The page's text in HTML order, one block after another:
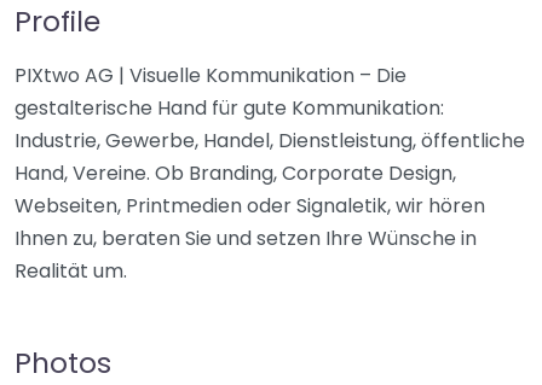
Profile
PIXtwo AG | Visuelle Kommunikation – Die
gestalterische Hand für gute Kommunikation:
Industrie, Gewerbe, Handel, Dienstleistung, öffentliche
Hand, Vereine. Ob Branding, Corporate Design,
Webseiten, Printmedien oder Signaletik, wir hören
Ihnen zu, beraten Sie und setzen Ihre Wünsche in
Realität um.
Photos